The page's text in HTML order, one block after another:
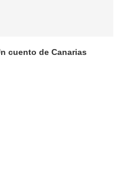
cuento de Canarias